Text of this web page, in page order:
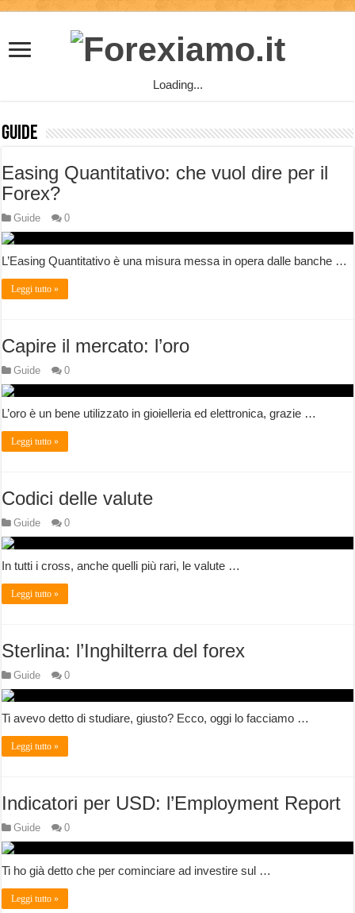
Loading...
Guide
Easing Quantitativo: che vuol dire per il
Forex?
Guide 0
L’Easing Quantitativo è una misura messa in opera dalle banche …
Leggi tutto »
Capire il mercato: l’oro
Guide 0
L’oro è un bene utilizzato in gioielleria ed elettronica, grazie …
Leggi tutto »
Codici delle valute
Guide 0
In tutti i cross, anche quelli più rari, le valute …
Leggi tutto »
Sterlina: l’Inghilterra del forex
Guide 0
Ti avevo detto di studiare, giusto? Ecco, oggi lo facciamo …
Leggi tutto »
Indicatori per USD: l’Employment Report
Guide 0
Ti ho già detto che per cominciare ad investire sul …
Leggi tutto »